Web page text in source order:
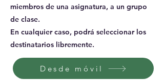
miembros de una asignatura, a un grupo
de clase.
En cualquier caso, podrá seleccionar los
destinatarios libremente.
Desde móvil